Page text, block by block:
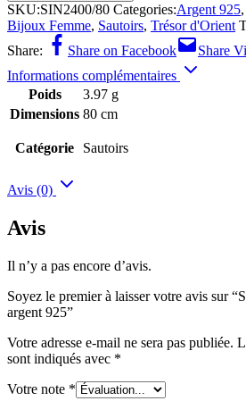
SKU:SIN2400/80 Categories:Argent 925,
Bijoux Femme, Sautoirs, Trésor d'Orient
Share:
Share on Facebook
Share
Informations complémentaires
Poids
3.97 g
Dimensions 80 cm
Catégorie Sautoirs
Avis (0)
Avis
Il n’y a pas encore d’avis.
Soyez le premier à laisser votre avis sur
argent 925”
Votre adresse e-mail ne sera pas publiée.
sont indiqués avec *
Votre note *